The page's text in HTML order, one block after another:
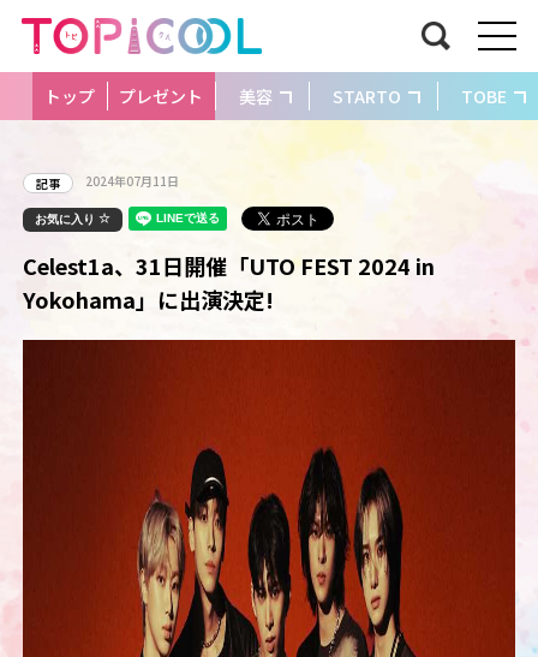
トップ プレゼント 美容 STARTO TOBE
記事 2024年07月11日
お気に入り
Celest1a、31日開催「UTO FEST 2024 in
Yokohama」に出演決定!